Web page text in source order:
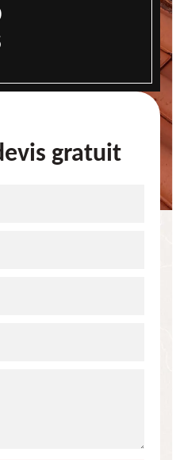
gratuit